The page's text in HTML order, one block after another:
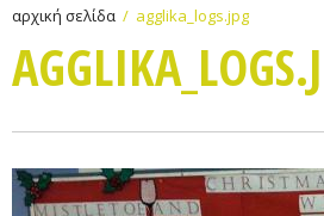
αρχική σελίδα agglika_logs.jpg